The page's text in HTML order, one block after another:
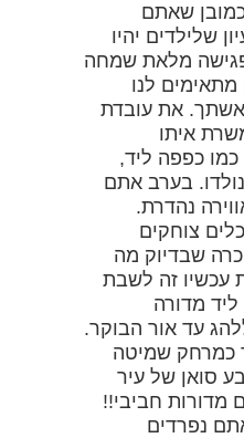
כמובן שאתם
שלילדים יהיו
מלאת שמחה
לנו
את עובדת
איתו
כמו כפפה ליד,
בערב אתם
נהדרת.
צוחקים
שבדיוק מה
זה לשבת
מדורה
עד אור הבוקר.
כמרחק שמיטה
סואן של עיר
מדורות חביבי!!
נפרדים